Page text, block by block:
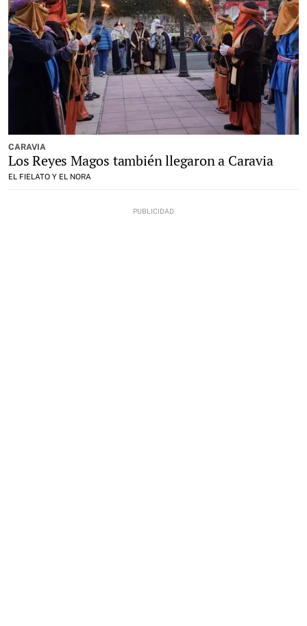
CARAVIA
Los Reyes Magos también llegaron a Caravia
EL FIELATO Y EL NORA